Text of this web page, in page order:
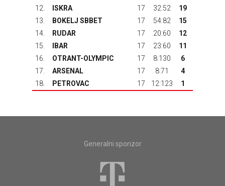
12.
ISKRA 17 32:52
19
13.
BOKELJ SBBET 17 54:82
15
14.
RUDAR 17 20:60
12
15.
IBAR 17 23:60
11
16.
OTRANT-OLYMPIC 17 8:130
6
17.
ARSENAL 17 8:71
4
18.
PETROVAC 17 12:123 1
Generalni sponzor